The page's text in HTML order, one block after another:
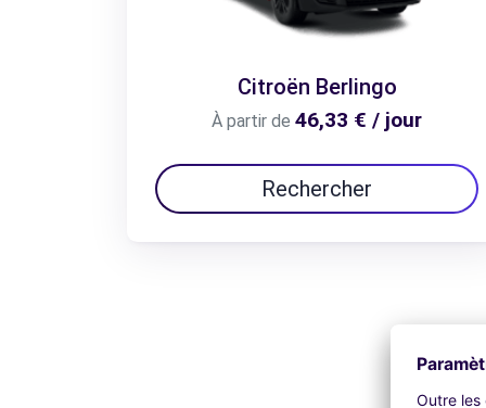
Citroën Berlingo
À partir de 46,33 € / jour
Rechercher